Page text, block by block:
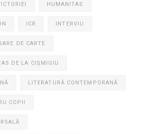
HUMANITAS
ICR INTERVIU
DE CARTE
DE LA CIȘMIGIU
LITERATURĂ CONTEMPORANĂ
COPII